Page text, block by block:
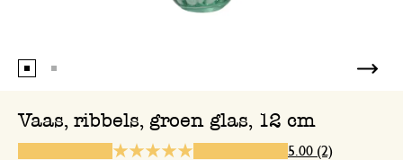
Vaas, ribbels, groen glas, 12 cm
5.00 (2)